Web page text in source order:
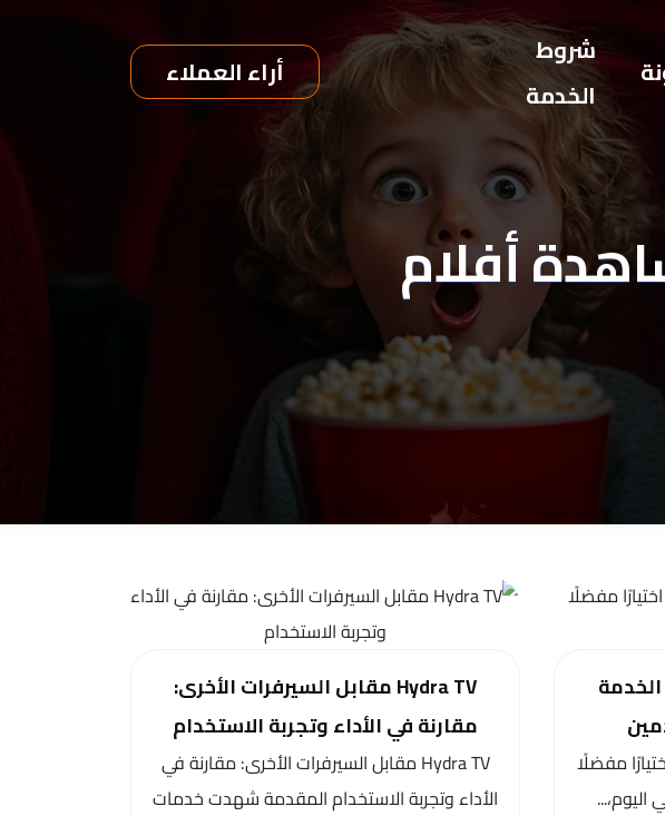
شروط
الخدمة
أراء العملاء
أفلام
الخدمة
اختيارًا مفضلًا
Hydra TV مقابل السيرفرات الأخرى:
مقارنة في الأداء وتجربة الاستخدام
Hydra TV مقابل السيرفرات الأخرى: مقارنة في
الأداء وتجربة الاستخدام المقدمة شهدت خدمات